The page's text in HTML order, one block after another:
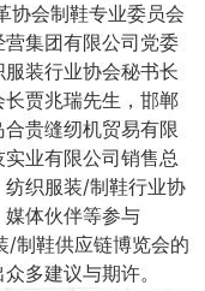
协会制鞋专业委员会
集团有限公司党委
装行业协会秘书长
贾兆瑞先生，邯郸
贵缝纫机贸易有限
业有限公司销售总
织服装/制鞋行业协
体伙伴等参与
/制鞋供应链博览会的
多建议与期许。